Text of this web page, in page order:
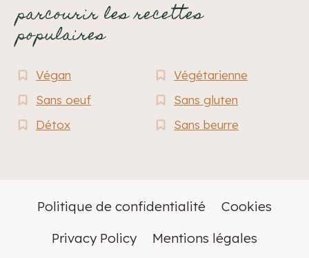
parcourir les recettes
populaires
Végan
Végétarienne
Sans oeuf
Sans gluten
Détox
Sans beurre
Politique de confidentialité
Cookies
Privacy Policy
Mentions légales